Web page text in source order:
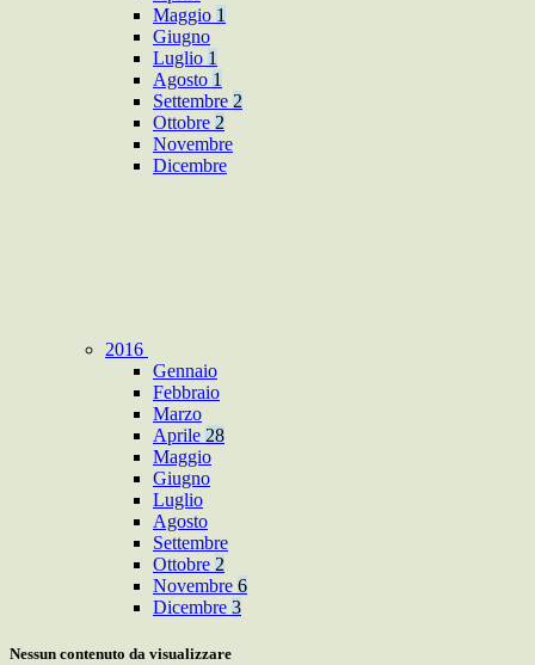
Maggio 1
Giugno
Luglio 1
Agosto 1
Settembre 2
Ottobre 2
Novembre
Dicembre
2016
Gennaio
Febbraio
Marzo
Aprile 28
Maggio
Giugno
Luglio
Agosto
Settembre
Ottobre 2
Novembre 6
Dicembre 3
Nessun contenuto da visualizzare